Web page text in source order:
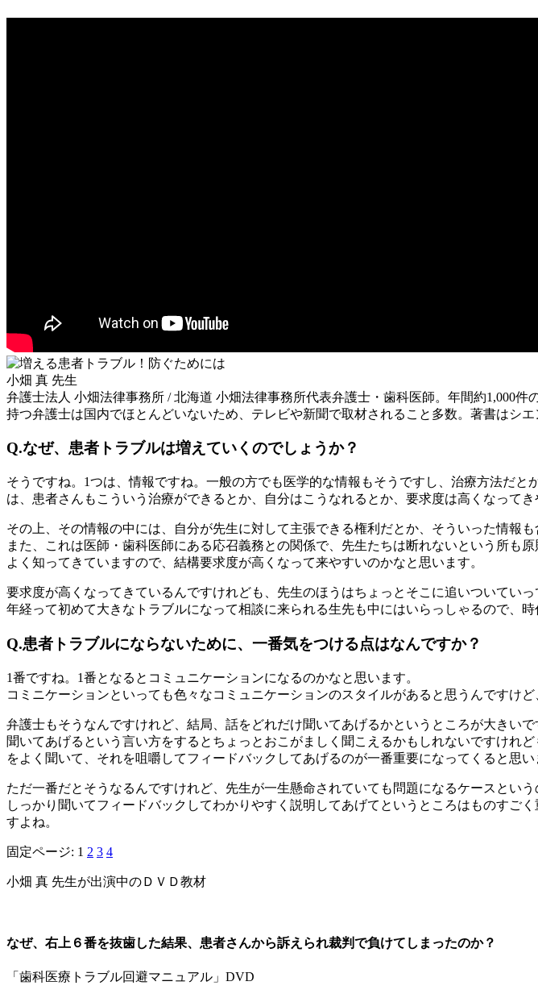
小畑 真 先生
弁護士法人 小畑法律事務所 / 北海道 小畑法律事務所代表弁護士・歯科医師。年間約1,000
持つ弁護士は国内でほとんどいないため、テレビや新聞で取材されること多数。著書はシエ
Q.なぜ、患者トラブルは増えていくのでしょうか？
そうですね。1つは、情報ですね。一般の方でも医学的な情報もそうですし、治療方法だ
は、患者さんもこういう治療ができるとか、自分はこうなれるとか、要求度は高くなってき
その上、その情報の中には、自分が先生に対して主張できる権利だとか、そういった情報も
また、これは医師・歯科医師にある応召義務との関係で、先生たちは断れないという所も
よく知ってきていますので、結構要求度が高くなって来やすいのかなと思います。
要求度が高くなってきているんですけれども、先生のほうはちょっとそこに追いついてい
年経って初めて大きなトラブルになって相談に来られる生先も中にはいらっしゃるので、
Q.患者トラブルにならないために、一番気をつける点はなんですか？
1番ですね。1番となるとコミュニケーションになるのかなと思います。
コミニケーションといっても色々なコミュニケーションのスタイルがあると思うんですけ
弁護士もそうなんですけれど、結局、話をどれだけ聞いてあげるかというところが大きいで
聞いてあげるという言い方をするとちょっとおこがましく聞こえるかもしれないですけれ
をよく聞いて、それを咀嚼してフィードバックしてあげるのが一番重要になってくると思
ただ一番だとそうなるんですけれど、先生が一生懸命されていても問題になるケースという
しっかり聞いてフィードバックしてわかりやすく説明してあげてというところはものすご
すよね。
固定ページ: 1 2 3 4
小畑 真 先生が出演中のＤＶＤ教材
なぜ、右上６番を抜歯した結果、患者さんから訴えられ裁判で負けてしまったのか？
「歯科医療トラブル回避マニュアル」DVD